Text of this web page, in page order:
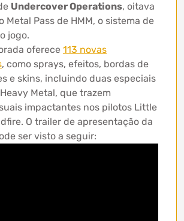
Undercover Operations, oitava
Metal Pass de HMM, o sistema de
jogo.
oferece 113 novas
, como sprays, efeitos, bordas de
e skins, incluindo duas especiais
Metal, que trazem
impactantes nos pilotos Little
O trailer de apresentação da
ser visto a seguir: